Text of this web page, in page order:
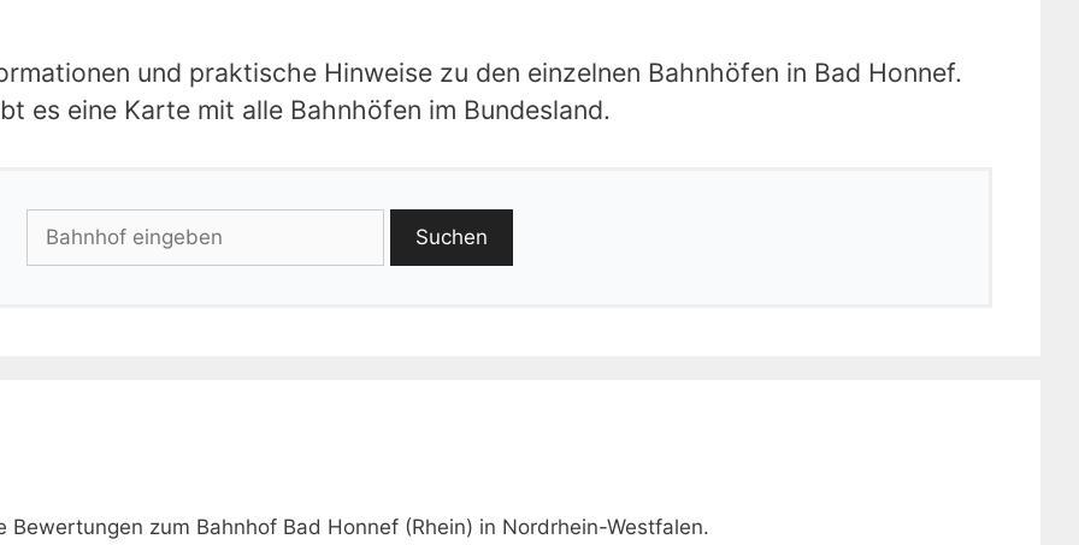
und praktische Hinweise zu den einzelnen Bahnhöfen in Bad Honnef.
es eine Karte mit alle Bahnhöfen im Bundesland.
Suchen
zum Bahnhof Bad Honnef (Rhein) in Nordrhein-Westfalen.